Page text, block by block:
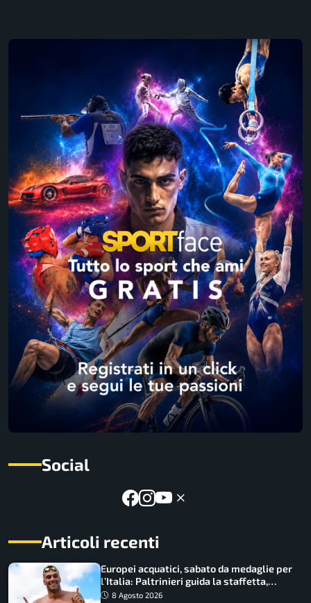
Social
Articoli recenti
Europei acquatici, sabato da medaglie per
l’Italia: Paltrinieri guida la staffetta,
Barnabà sogna l’oro dalle grandi altezze
8 Agosto 2026